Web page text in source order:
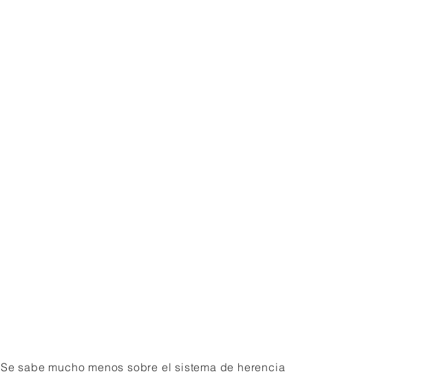
Se sabe mucho menos sobre el sistema de herencia